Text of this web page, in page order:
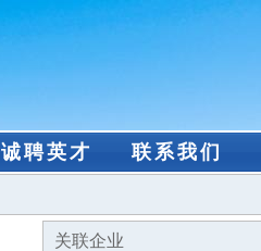
诚聘英才 联系我们
关联企业